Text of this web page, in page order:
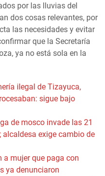
por las lluvias del
dos cosas relevantes, por
las necesidades y evitar
que la Secretaría
ya no está sola en la
ilegal de Tizayuca,
sigue bajo
de mosco invade las 21
exige cambio de
a mujer que paga con
ya denunciaron